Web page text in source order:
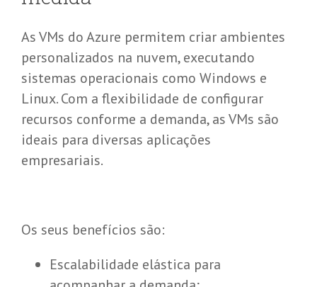
As VMs do Azure permitem criar ambientes
personalizados na nuvem, executando
sistemas operacionais como Windows e
Linux. Com a flexibilidade de configurar
recursos conforme a demanda, as VMs são
ideais para diversas aplicações
empresariais.
Os seus benefícios são:
Escalabilidade elástica para